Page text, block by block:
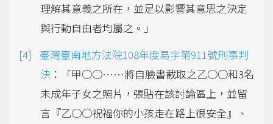
理解其意義之所在，並足以影響其意思之決定
與行動自由者均屬之。」
臺灣臺南地方法院108年度易字第911號刑事判
決 ：「甲○○……將自臉書截取之乙○○和3名
未成年子女之照片，張貼在該討論區上，並留
言『乙○○祝福你的小孩走在路上很安全』、